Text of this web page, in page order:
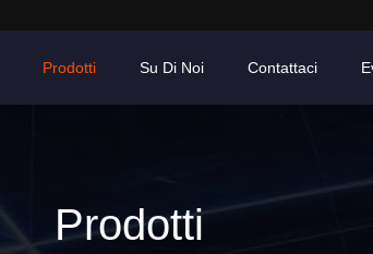
Prodotti Su Di Noi Contattaci
Prodotti